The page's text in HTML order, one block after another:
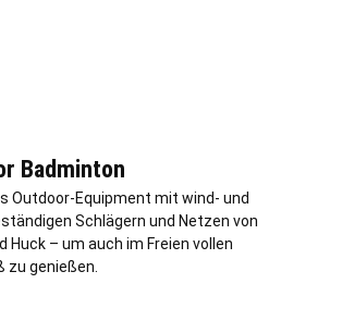
Badminton
Outdoor-Equipment mit wind- und
Schlägern und Netzen von
Huck – um auch im Freien vollen
zu genießen.